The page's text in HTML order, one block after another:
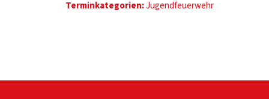
Terminkategorien:Jugendfeuerwehr